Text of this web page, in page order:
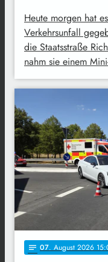
Heute morgen hat
Verkehrsunfall
die Staatsstraße
nahm sie einem
notes 07. August 2026